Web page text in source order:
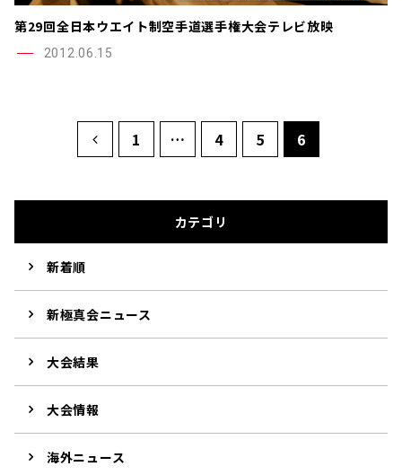
第29回全日本ウエイト制空手道選手権大会テレビ放映
2012.06.15
1 … 4 5 6
カテゴリ
新着順
新極真会ニュース
大会結果
大会情報
海外ニュース